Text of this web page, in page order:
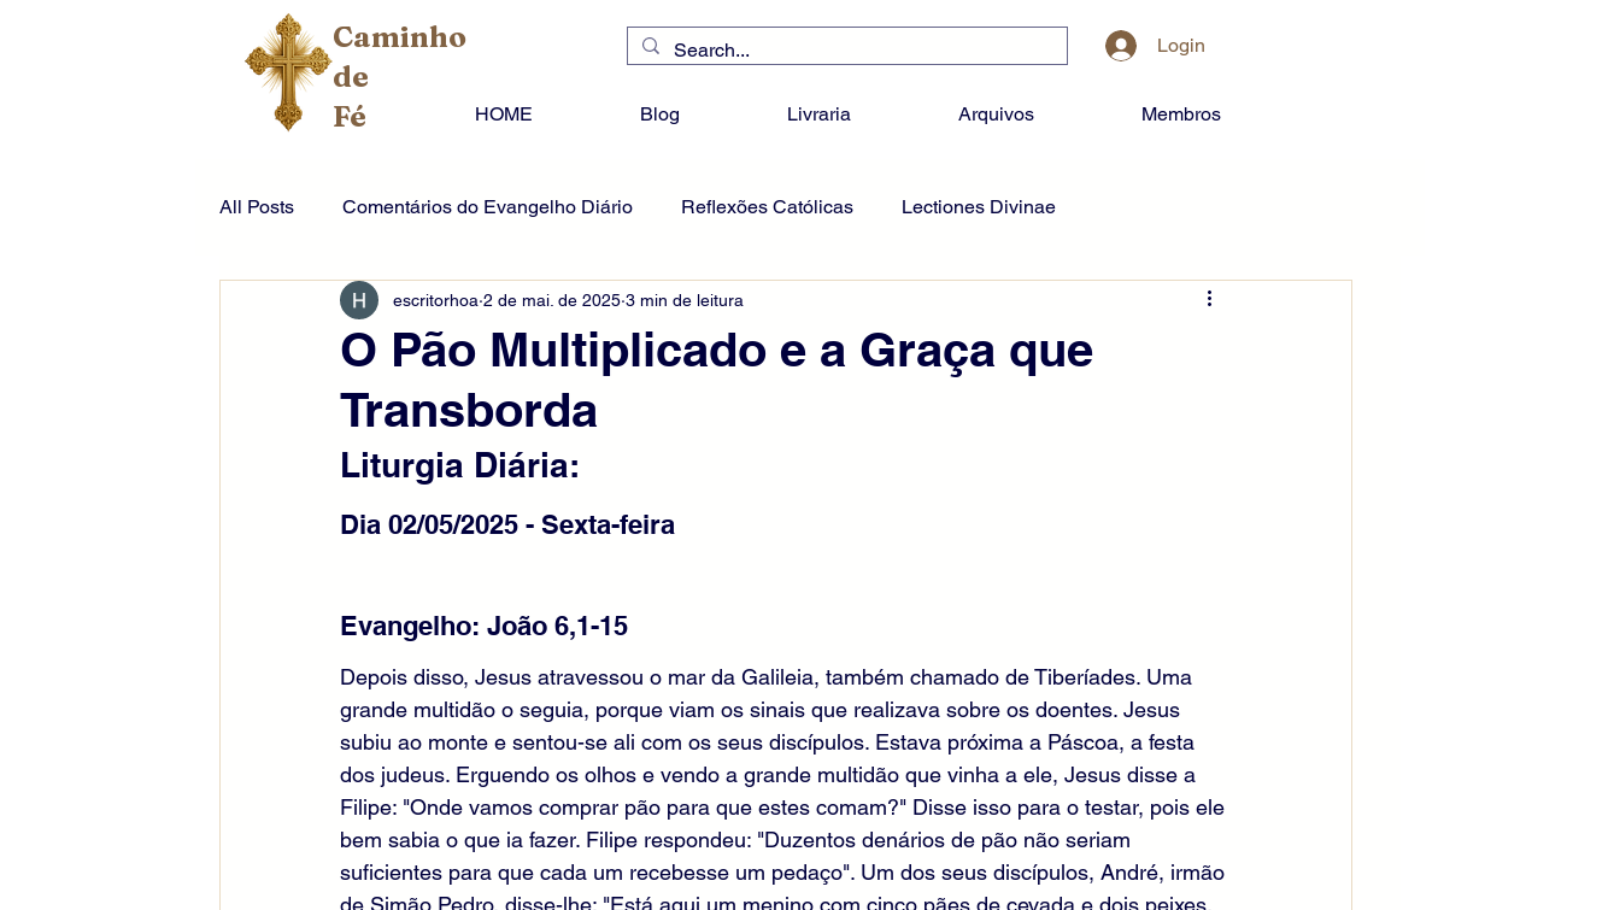
Caminho
de
Fé
Login
HOME Blog Livraria Arquivos Membros
All Posts Comentários do Evangelho Diário Reflexões Católicas Lectiones Divinae
O Pão Multiplicado e a Graça que
Transborda
escritorhoa 2 de mai. de 2025 3 min de leitura
Liturgia Diária:
Dia 02/05/2025 - Sexta-feira
Evangelho: João 6,1-15
Depois disso, Jesus atravessou o mar da Galileia, também chamado de Tiberíades. Uma
grande multidão o seguia, porque viam os sinais que realizava sobre os doentes. Jesus
subiu ao monte e sentou-se ali com os seus discípulos. Estava próxima a Páscoa, a festa
dos judeus. Erguendo os olhos e vendo a grande multidão que vinha a ele, Jesus disse a
Filipe: "Onde vamos comprar pão para que estes comam?" Disse isso para o testar, pois ele
bem sabia o que ia fazer. Filipe respondeu: "Duzentos denários de pão não seriam
suficientes para que cada um recebesse um pedaço". Um dos seus discípulos, André, irmão
de Simão Pedro, disse-lhe: "Está aqui um menino com cinco pães de cevada e dois peixes.